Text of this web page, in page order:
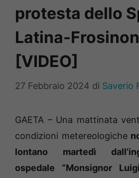
protesta dello
Latina-
[VIDEO]
27 Febbraio 2024 di Saverio
GAETA – Una mattinata
condizioni metereologiche
lontano martedì
ospedale
“Monsignor